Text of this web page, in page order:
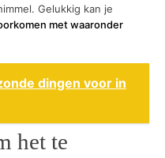
Gelukkig kan je
met waaronder
dingen voor in
het te